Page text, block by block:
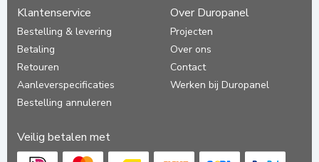
Klantenservice
Bestelling & levering
Betaling
Retouren
Aanleverspecificaties
Bestelling annuleren
Over Duropanel
Projecten
Over ons
Contact
Werken bij Duropanel
Veilig betalen met